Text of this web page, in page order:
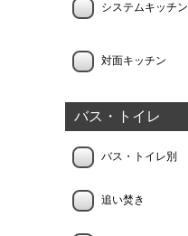
システムキッチン
対面キッチン
バス・トイレ
バス・トイレ別
追い焚き